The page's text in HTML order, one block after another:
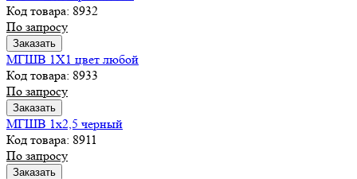
Код товара: 8932
По запросу
Заказать
МГШВ 1Х1 цвет любой
Код товара: 8933
По запросу
Заказать
МГШВ 1х2,5 черный
Код товара: 8911
По запросу
Заказать